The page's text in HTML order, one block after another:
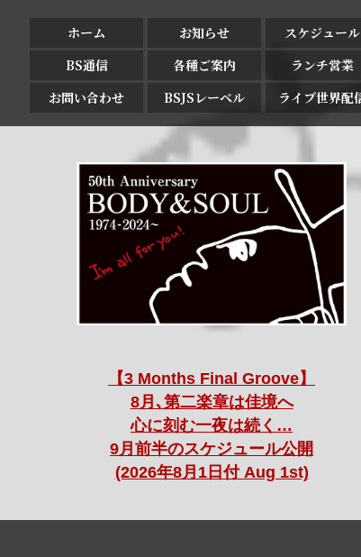
ホーム お知らせ スケジュール
BS通信
各種ご案内 ランチ営業
お問い合わせ
BSJSレーベル ライブ世界配
【3 Months Final Groove】
8月､第二楽章は佳境へ
心に刻む一夜は続く…
9月前半のスケジュール公開
(2026年8月1日付 Aug 1st)